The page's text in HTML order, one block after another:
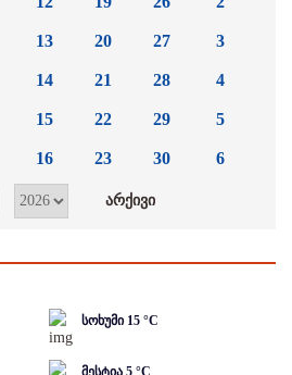
13
14
15
16
20
21
22
23
27
28
29
30
3
4
5
6
სოხუმი 15 °C
მესტია 5 °C